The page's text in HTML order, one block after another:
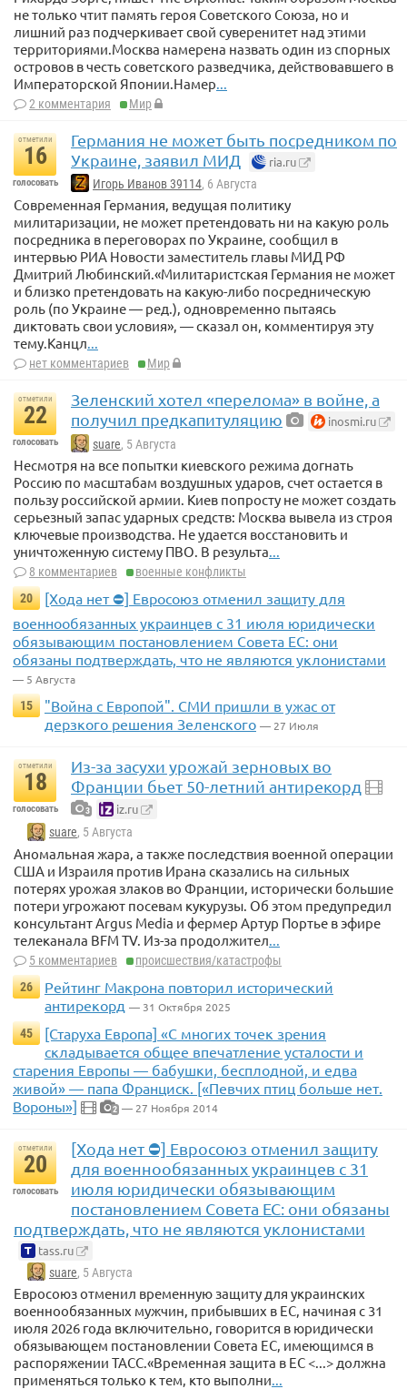
не только чтит память героя Советского Союза, но и
лишний раз подчеркивает свой суверенитет над этими
территориями.Москва намерена назвать один из спорных
островов в честь советского разведчика, действовавшего в
Императорской Японии.Намер
2 комментария Мир
отметили
16
голосовать
Германия не может быть посредником по
Украине, заявил МИД
ria.ru
Игорь Иванов 39114, 6 Августа
Современная Германия, ведущая политику
милитаризации, не может претендовать ни на какую роль
посредника в переговорах по Украине, сообщил в
интервью РИА Новости заместитель главы МИД РФ
Дмитрий Любинский.«Милитаристская Германия не может
и близко претендовать на какую-либо посредническую
роль (по Украине — ред.), одновременно пытаясь
диктовать свои условия», — сказал он, комментируя эту
тему.Канцл...
нет комментариев Мир
отметили
22
голосовать
Зеленский хотел «перелома» в войне, а
получил предкапитуляцию
inosmi.ru
suare, 5 Августа
Несмотря на все попытки киевского режима догнать
Россию по масштабам воздушных ударов, счет остается в
пользу российской армии. Киев попросту не может создать
серьезный запас ударных средств: Москва вывела из строя
ключевые производства. Не удается восстановить и
уничтоженную систему ПВО. В результа...
8 комментариев
военные конфликты
20
[Хода нет ⛔] Евросоюз отменил защиту для
военнообязанных украинцев с 31 июля юридически
обязывающим постановлением Совета ЕС: они
обязаны подтверждать, что не являются уклонистами
— 5 Августа
15
"Война с Европой". СМИ пришли в ужас от
дерзкого решения Зеленского — 27 Июля
отметили
18
голосовать
Из-за засухи урожай зерновых во
Франции бьет 50-летний антирекорд
3 iz.ru
suare, 5 Августа
Аномальная жара, а также последствия военной операции
США и Израиля против Ирана сказались на сильных
потерях урожая злаков во Франции, исторически большие
потери угрожают посевам кукурузы. Об этом предупредил
консультант Argus Media и фермер Артур Портье в эфире
телеканала BFM TV. Из-за продолжител
5 комментариев
происшествия/катастрофы
26
Рейтинг Макрона повторил исторический
антирекорд — 31 Октября 2025
45
[Старуха Европа] «С многих точек зрения
складывается общее впечатление усталости и
старения Европы — бабушки, бесплодной, и едва
живой» — папа Франциск. [«Певчих птиц больше нет.
Вороны»]
2 — 27 Ноября 2014
отметили
20
голосовать
[Хода нет ⛔] Евросоюз отменил защиту
для военнообязанных украинцев с 31
июля юридически обязывающим
постановлением Совета ЕС: они обязаны
подтверждать, что не являются уклонистами
tass.ru
suare, 5 Августа
Евросоюз отменил временную защиту для украинских
военнообязанных мужчин, прибывших в ЕС, начиная с 31
июля 2026 года включительно, говорится в юридически
обязывающем постановлении Совета ЕС, имеющимся в
распоряжении ТАСС.«Временная защита в ЕС <...> должна
применяться только к тем, кто выполни...